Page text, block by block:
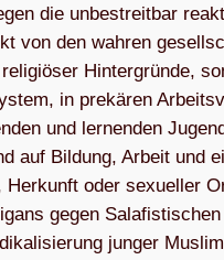
die unbe­streit­bar
von den wah­ren
Hin­ter­gründe,
in pre­kä­ren
und ler­nen­den
auf Bil­dung, Arbeit und
Her­kunft oder sexu­el­ler
gegen
jun­ger